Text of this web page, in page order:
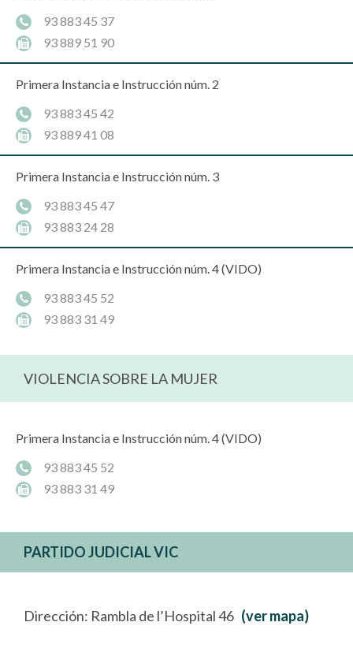
93 883 45 37
93 889 51 90
Primera Instancia e Instrucción núm. 2
93 883 45 42
93 889 41 08
Primera Instancia e Instrucción núm. 3
93 883 45 47
93 883 24 28
Primera Instancia e Instrucción núm. 4 (VIDO)
93 883 45 52
93 883 31 49
VIOLENCIA SOBRE LA MUJER
Primera Instancia e Instrucción núm. 4 (VIDO)
93 883 45 52
93 883 31 49
PARTIDO JUDICIAL VIC
Dirección: Rambla de l’Hospital 46 (ver mapa)